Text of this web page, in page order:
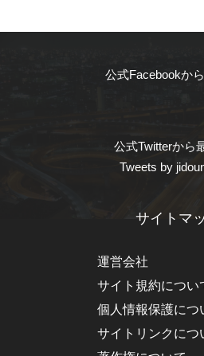
公式Facebookか
公式Twitterから
Tweets by
サイトマ
運営会社
サイト規約につい
個人情報保護につ
サイトリンクにつ